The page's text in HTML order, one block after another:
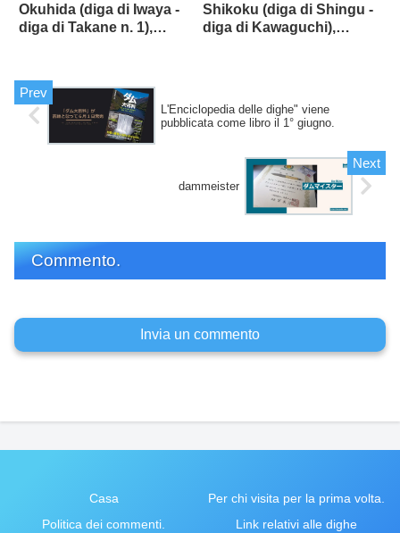
Okuhida (diga di Iwaya -
diga di Takane n. 1),
Shikoku (diga di Shingu -
diga di Kawaguchi),
L'Enciclopedia delle dighe" viene
pubblicata come libro il 1° giugno.
dammeister
Commento.
Invia un commento
Casa
Per chi visita per la prima volta.
Politica dei commenti.
Link relativi alle dighe